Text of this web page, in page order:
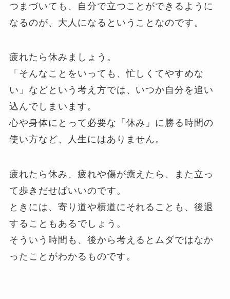
つまづいても、自分で立つことができるように
なるのが、大人になるということなのです。
疲れたら休みましょう。
「そんなことをいっても、忙しくてやすめな
い」などという考え方では、いつか自分を追い
込んでしまいます。
心や身体にとって必要な「休み」に勝る時間の
使い方など、人生にはありません。
疲れたら休み、疲れや傷が癒えたら、また立っ
て歩きだせばいいのです。
ときには、寄り道や横道にそれることも、後退
することもあるでしょう。
そういう時間も、後から考えるとムダではなか
ったことがわかるものです。